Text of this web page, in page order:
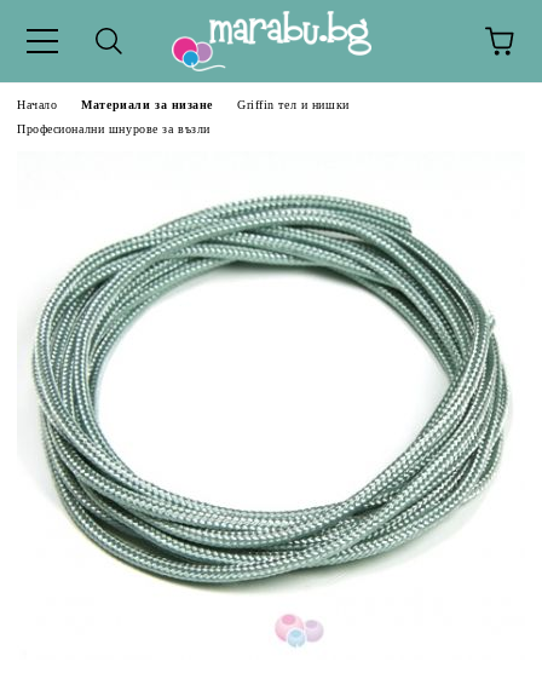
Начало Материали за низане
Griffin тел и нишки
Професионални шнурове за възли